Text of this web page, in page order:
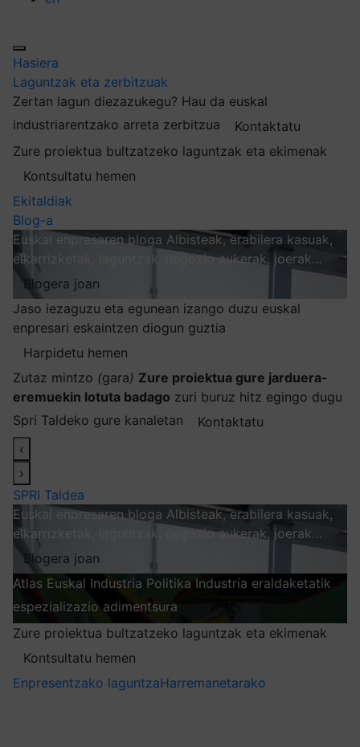
Hasiera
Laguntzak eta zerbitzuak
Zertan lagun diezazukegu? Hau da euskal
industriarentzako arreta zerbitzua
Kontaktatu
Zure proiektua bultzatzeko laguntzak eta ekimenak
Kontsultatu hemen
Ekitaldiak
Blog-a
Euskal enpresaren bloga Albisteak, erabilera kasuak,
elkarrizketak, laguntzak, negozio aukerak, joerak…
Blogera joan
Jaso iezaguzu eta egunean izango duzu euskal
enpresari eskaintzen diogun guztia
Harpidetu hemen
Zutaz mintzo (gara) Zure proiektua gure jarduera-
eremuekin lotuta badago zuri buruz hitz egingo dugu
Spri Taldeko gure kanaletan
Kontaktatu
‹
›
SPRI Taldea
Euskal enpresaren bloga Albisteak, erabilera kasuak,
elkarrizketak, laguntzak, negozio aukerak, joerak…
Blogera joan
Atlas Euskal Industria Politika Industria eraldaketatik
espezializazio adimentsura
Zure proiektua bultzatzeko laguntzak eta ekimenak
Kontsultatu hemen
Enpresentzako laguntzaHarremanetarako